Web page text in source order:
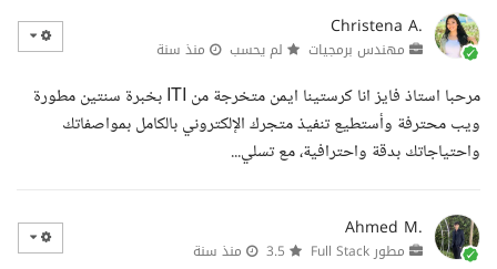
Christena A.
مهندس برمجيات لم يحسب منذ سنة
مرحبا استاذ فايز انا كرستينا ايمن متخرجة من ITI بخبرة سنتين مطورة
ويب محترفة وأستطيع تنفيذ متجرك الإلكتروني بالكامل بمواصفاتك
واحتياجاتك بدقة واحترافية، مع تسلي...
Ahmed M.
مطور Full Stack منذ سنة